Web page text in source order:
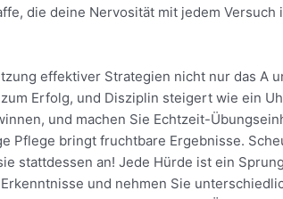
die deine Nervosität mit jedem
effektiver Strategien nicht nur das A
Erfolg, und Disziplin steigert wie ein
und machen Sie Echtzeit-
Pflege bringt fruchtbare Ergebnisse.
stattdessen an! Jede Hürde ist ein
und nehmen Sie